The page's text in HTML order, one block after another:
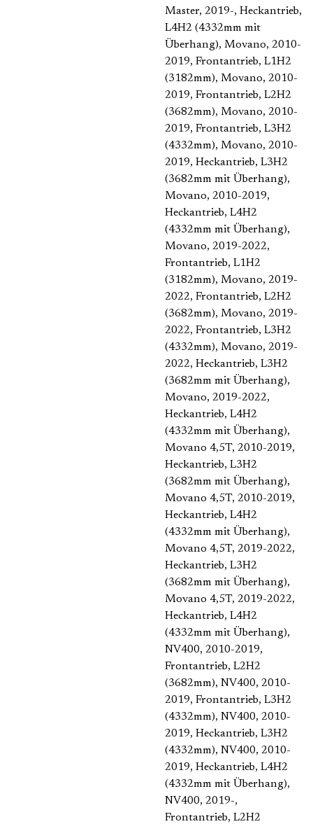
Master, 2019-, Heckantrieb,
L4H2 (4332mm mit
Überhang), Movano, 2010-
2019, Frontantrieb, L1H2
(3182mm), Movano, 2010-
2019, Frontantrieb, L2H2
(3682mm), Movano, 2010-
2019, Frontantrieb, L3H2
(4332mm), Movano, 2010-
2019, Heckantrieb, L3H2
(3682mm mit Überhang),
Movano, 2010-2019,
Heckantrieb, L4H2
(4332mm mit Überhang),
Movano, 2019-2022,
Frontantrieb, L1H2
(3182mm), Movano, 2019-
2022, Frontantrieb, L2H2
(3682mm), Movano, 2019-
2022, Frontantrieb, L3H2
(4332mm), Movano, 2019-
2022, Heckantrieb, L3H2
(3682mm mit Überhang),
Movano, 2019-2022,
Heckantrieb, L4H2
(4332mm mit Überhang),
Movano 4,5T, 2010-2019,
Heckantrieb, L3H2
(3682mm mit Überhang),
Movano 4,5T, 2010-2019,
Heckantrieb, L4H2
(4332mm mit Überhang),
Movano 4,5T, 2019-2022,
Heckantrieb, L3H2
(3682mm mit Überhang),
Movano 4,5T, 2019-2022,
Heckantrieb, L4H2
(4332mm mit Überhang),
NV400, 2010-2019,
Frontantrieb, L2H2
(3682mm), NV400, 2010-
2019, Frontantrieb, L3H2
(4332mm), NV400, 2010-
2019, Heckantrieb, L3H2
(4332mm), NV400, 2010-
2019, Heckantrieb, L4H2
(4332mm mit Überhang),
NV400, 2019-,
Frontantrieb, L2H2